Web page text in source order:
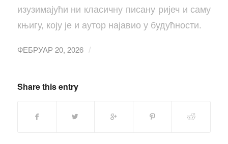
изузимајући ни класичну писану ријеч и саму
књигу, коју је и аутор најавио у будућности.
ФЕБРУАР 20, 2026 /
Share this entry